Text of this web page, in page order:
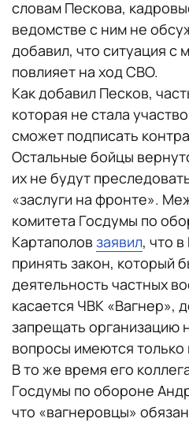
словам Пескова,
ведомстве с ним не
добавил, что ситуация с
повлияет на ход СВО.
Как добавил Песков,
которая не стала
сможет подписать
Остальные бойцы
их не будут
«заслуги на фронте».
комитета Госдумы по
Картаполов заявил, что
принять закон, который
деятельность частных
касается ЧВК «Вагнер»,
запрещать организацию
вопросы имеются
В то же время его
Госдумы по обороне
что «вагнеровцы»